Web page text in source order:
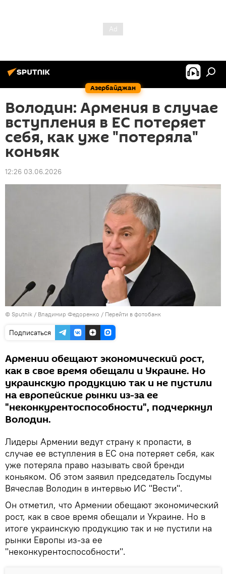
Азербайджан
Володин: Армения в случае
вступления в ЕС потеряет
себя, как уже "потеряла"
коньяк
12:26 03.06.2026
© Sputnik / Владимир Федоренко / Перейти в фотобанк
Подписаться
Армении обещают экономический рост,
как в свое время обещали и Украине. Но
украинскую продукцию так и не пустили
на европейские рынки из-за ее
"неконкурентоспособности", подчеркнул
Володин.
Лидеры Армении ведут страну к пропасти, в
случае ее вступления в ЕС она потеряет себя, как
уже потеряла право называть свой бренди
коньяком. Об этом заявил председатель Госдумы
Вячеслав Володин в интервью ИС "Вести".
Он отметил, что Армении обещают экономический
рост, как в свое время обещали и Украине. Но в
итоге украинскую продукцию так и не пустили на
рынки Европы из-за ее
"неконкурентоспособности".